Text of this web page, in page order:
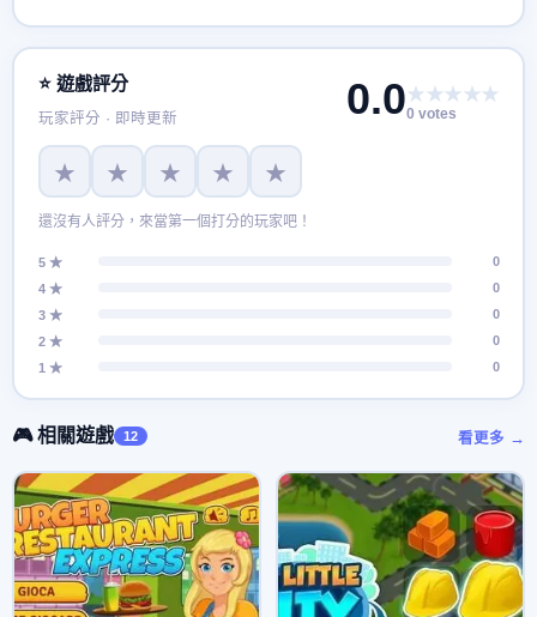
斷，治療和治癒所有需要治療的人。你需要在這個瘋狂的時間
管理遊戲中管理醫院，充滿了醫療和專業的醫療工具。學習如
何成為一名多任務醫生，並在醫生遊戲中同時關注不同的事
情。你需要訓練你的手指快速，快速做出決定，讓每個病人都
在這個令人上癮的遊戲中開心。那你還在等什麼？有很多病人
等著你接受治療。治癒所有患者並解鎖此醫院模擬遊戲的所有
用癒合霜，治療不同的手術，包紮繃帶，給予藥丸，測量血壓
和脈搏等等。為了在醫療診所遊戲中獲得更好的治療，您必須
升級您的醫院並從事從醫學生到高級醫生的醫療事業。
⭐ 遊戲評分
玩家評分 · 即時更新 0.0★★★★★
0 votes
★ ★ ★ ★ ★
還沒有人評分，來當第一個打分的玩家吧！
5 ★
0
4 ★
0
3 ★
0
2 ★
0
1 ★
0
🎮 相關遊戲 12 看更多 →